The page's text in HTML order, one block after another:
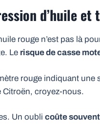
d’huile
rouge n’est pas là
Le risque de casse
rouge indiquant une
Citroën, croyez-nous.
Un oubli coûte